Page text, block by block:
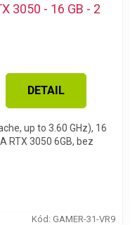
3050 - 16 GB - 2
DETAIL
up to 3.60 GHz), 16
RTX 3050 6GB, bez
Kód: GAMER-31-VR9